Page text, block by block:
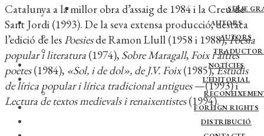
SÈRIE
AUTORS
AUTORS
NOTÍCIES
L’EDITORIAL
FOREIGN RIGHTS
DISTRIBUCIÓ
Catalunya a la millor obra d’assaig de 1984 i la Creu de
Sant Jordi (1993). De la seva extensa producció, destaca
l’edició de lesPoesiesde Ramon Llull (1958 i 1988),Poesia
popular i literatura (1974), Sobre Maragall, Foix i altres
poetes(1984), «Sol, i de dol», de J.V. Foix(1985),Estudis
de lírica popular i lírica tradicional antigues—(1993) i
Lectura de textos medievals i renaixentistes(1994).